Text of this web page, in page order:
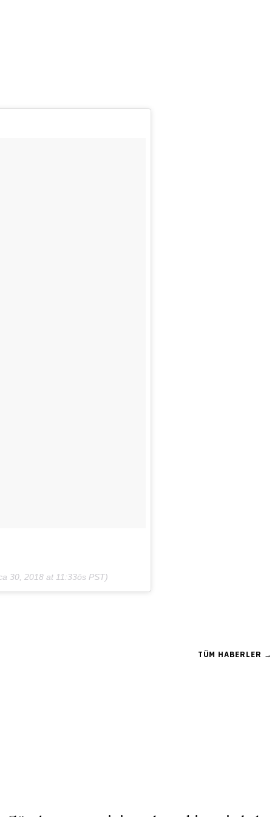
30, 2018 at 11:33ös PST)
TÜM HABERLER →